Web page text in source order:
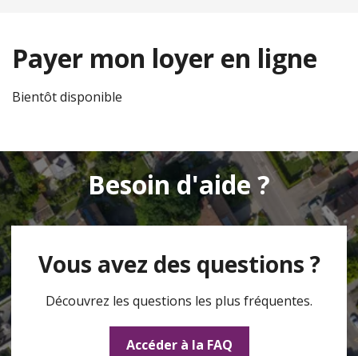
Payer mon loyer en ligne
Bientôt disponible
Besoin d'aide ?
Vous avez des questions ?
Découvrez les questions les plus fréquentes.
Accéder à la FAQ